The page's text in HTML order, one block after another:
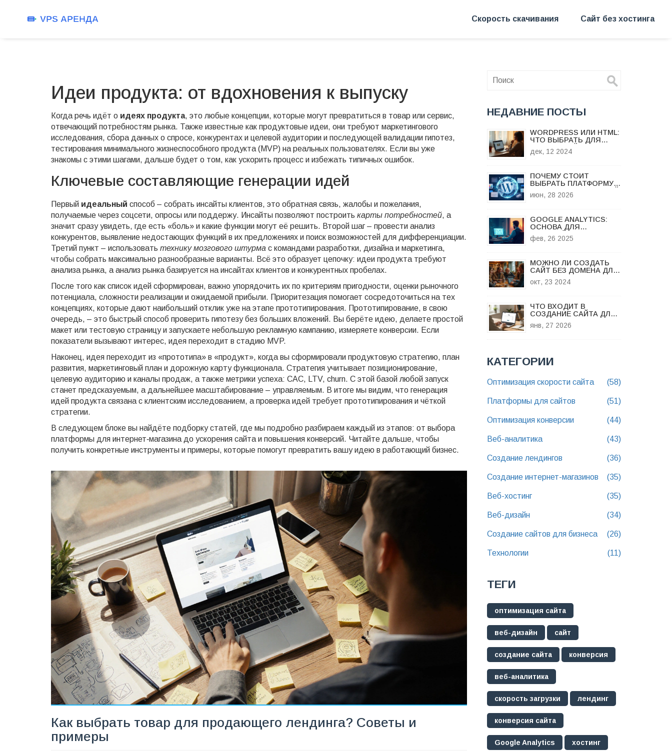
Скорость скачивания Сайт без хостинга
Идеи продукта: от вдохновения к выпуску
Когда речь идёт о идеях продукта, это любые концепции, которые могут превратиться в товар или сервис,
отвечающий потребностям рынка. Также известные как продуктовые идеи, они требуют маркетингового
исследования, сбора данных о спросе, конкурентах и целевой аудитории и последующей валидации гипотез,
тестирования минимального жизнеспособного продукта (MVP) на реальных пользователях. Если вы уже
знакомы с этими шагами, дальше будет о том, как ускорить процесс и избежать типичных ошибок.
Ключевые составляющие генерации идей
Первый идеальный способ – собрать инсайты клиентов, это обратная связь, жалобы и пожелания,
получаемые через соцсети, опросы или поддержу. Инсайты позволяют построить карты потребностей, а
значит сразу увидеть, где есть «боль» и какие функции могут её решить. Второй шаг – провести анализ
конкурентов, выявление недостающих функций в их предложениях и поиск возможностей для дифференциации.
Третий пункт – использовать технику мозгового штурма с командами разработки, дизайна и маркетинга,
чтобы собрать максимально разнообразные варианты. Всё это образует цепочку: идеи продукта требуют
анализа рынка, а анализ рынка базируется на инсайтах клиентов и конкурентных пробелах.
После того как список идей сформирован, важно упорядочить их по критериям пригодности, оценки рыночного
потенциала, сложности реализации и ожидаемой прибыли. Приоритезация помогает сосредоточиться на тех
концепциях, которые дают наибольший отклик уже на этапе прототипирования. Прототипирование, в свою
очередь, – это быстрый способ проверить гипотезу без больших вложений. Вы берёте идею, делаете простой
макет или тестовую страницу и запускаете небольшую рекламную кампанию, измеряете конверсии. Если
показатели вызывают интерес, идея переходит в стадию MVP.
Наконец, идея переходит из «прототипа» в «продукт», когда вы сформировали продуктовую стратегию, план
развития, маркетинговый план и дорожную карту функционала. Стратегия учитывает позиционирование,
целевую аудиторию и каналы продаж, а также метрики успеха: CAC, LTV, churn. С этой базой любой запуск
станет предсказуемым, а дальнейшее масштабирование – управляемым. В итоге мы видим, что генерация
идей продукта связана с клиентским исследованием, а проверка идей требует прототипирования и чёткой
стратегии.
В следующем блоке вы найдёте подборку статей, где мы подробно разбираем каждый из этапов: от выбора
платформы для интернет‑магазина до ускорения сайта и повышения конверсий. Читайте дальше, чтобы
получить конкретные инструменты и примеры, которые помогут превратить вашу идею в работающий бизнес.
Как выбрать товар для продающего лендинга? Советы и
примеры
НЕДАВНИЕ ПОСТЫ
WORDPRESS ИЛИ HTML:
ЧТО ВЫБРАТЬ ДЛЯ
ВАШЕГО САЙТА?
дек, 12 2024
ПОЧЕМУ СТОИТ
ВЫБРАТЬ ПЛАТФОРМУ
WORDPRESS: ЧЕСТНЫЙ
РАЗБОР ПЛЮСОВ И
июн, 28 2026
GOOGLE ANALYTICS:
ОСНОВА ДЛЯ
НАСТРОЙКИ
АНАЛИТИКИ САЙТА
фев, 26 2025
МОЖНО ЛИ СОЗДАТЬ
САЙТ БЕЗ ДОМЕНА ДЛЯ
ВАШЕГО БИЗНЕСА
окт, 23 2024
ЧТО ВХОДИТ В
СОЗДАНИЕ САЙТА ДЛЯ
МАЛОГО БИЗНЕСА:
ПОШАГОВЫЙ РАЗБОР
янв, 27 2026
КАТЕГОРИИ
Оптимизация скорости сайта (58)
Платформы для сайтов (51)
Оптимизация конверсии (44)
Веб-аналитика (43)
Создание лендингов (36)
Создание интернет-магазинов (35)
Веб-хостинг (35)
Веб-дизайн (34)
Создание сайтов для бизнеса (26)
Технологии (11)
ТЕГИ
оптимизация сайта
веб-дизайн сайт
создание сайта конверсия
веб-аналитика
скорость загрузки лендинг
конверсия сайта
Google Analytics хостинг